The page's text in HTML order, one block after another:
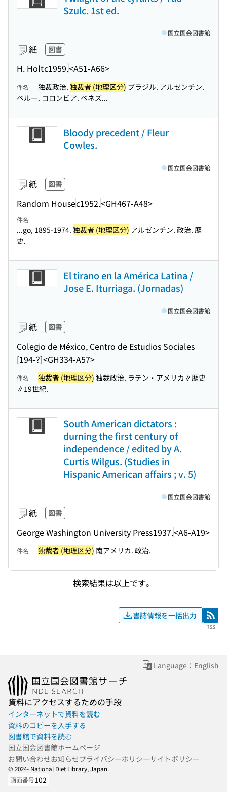
Szulc. 1st ed.
紙 図書
H. Holtc1959.<A51-A66>
国立国会図書館
件名 独裁政治. 独裁者 (地理区分) ブラジル. アルゼンチン.
ペルー. コロンビア. ベネズ...
Bloody precedent / Fleur
Cowles.
紙 図書
Random Housec1952.<GH467-A48>
国立国会図書館
件名
...go, 1895-1974. 独裁者 (地理区分) アルゼンチン. 政治. 歴
史.
El tirano en la América Latina /
Jose E. Iturriaga. (Jornadas)
紙 図書
Colegio de México, Centro de Estudios Sociales
[194-?]<GH334-A57>
国立国会図書館
件名 独裁者 (地理区分) 独裁政治. ラテン・アメリカ∥歴史
∥19世紀.
South American dictators :
durning the first century of
independence / edited by A.
Curtis Wilgus. (Studies in
Hispanic American affairs ; v. 5)
紙 図書
George Washington University Press1937.<A6-A19>
国立国会図書館
件名 独裁者 (地理区分) 南アメリカ. 政治.
検索結果は以上です。
書誌情報を一括出力 RSS
RSS
Language：English
資料にアクセスするための手段
インターネットで資料を読む
資料のコピーを入手する
図書館で資料を読む
国立国会図書館ホームページ
お問い合わせお知らせプライバシーポリシーサイトポリシー
© 2024- National Diet Library, Japan.
画面番号102